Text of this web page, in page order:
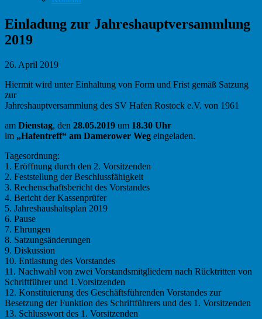
Einladung zur Jahreshauptversammlung
2019
26. April 2019
Hiermit wird unter Einhaltung von Form und Frist gemäß Satzung
zur
Jahreshauptversammlung des SV Hafen Rostock e.V. von 1961
am Dienstag, den 28.05.2019 um 18.30 Uhr
im „Hafentreff“ am Damerower Weg eingeladen.
Tagesordnung:
1. Eröffnung durch den 2. Vorsitzenden
2. Feststellung der Beschlussfähigkeit
3. Rechenschaftsbericht des Vorstandes
4. Bericht der Kassenprüfer
5. Jahreshaushaltsplan 2019
6. Pause
7. Ehrungen
8. Satzungsänderungen
9. Diskussion
10. Entlastung des Vorstandes
11. Nachwahl von zwei Vorstandsmitgliedern nach Rücktritten von
Schriftführer und 1.Vorsitzenden
12. Konstituierung des Geschäftsführenden Vorstandes zur
Besetzung der Funktion des Schriftführers und des 1. Vorsitzenden
13. Schlusswort des 1. Vorsitzenden